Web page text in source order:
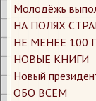
​Молодёжь
​НА ПОЛЯХ
​НЕ МЕНЕЕ 100
​НОВЫЕ КНИГИ
​Новый
​ОБО ВСЕМ